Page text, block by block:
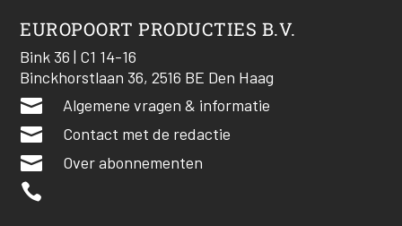
EUROPOORT PRODUCTIES B.V.
Bink 36 | C1 14-16
Binckhorstlaan 36, 2516 BE Den Haag
 Algemene vragen & informatie
 Contact met de redactie
 Over abonnementen
